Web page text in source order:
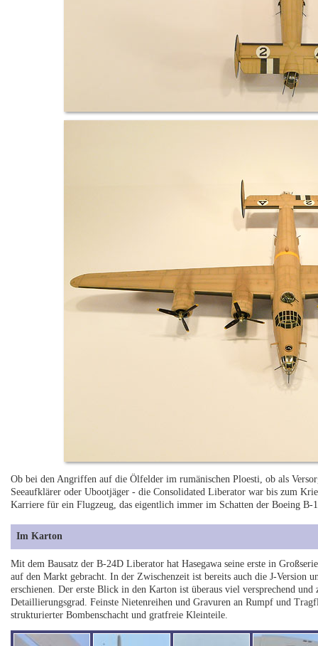
Ob bei den Angriffen auf die Ölfelder im rumänischen Ploesti, ob als
Seeaufklärer oder Ubootjäger - die Consolidated Liberator war bis zum
Karriere für ein Flugzeug, das eigentlich immer im Schatten der Boeing B-
Im Karton
Mit dem Bausatz der B-24D Liberator hat Hasegawa seine erste in
auf den Markt gebracht. In der Zwischenzeit ist bereits auch die J-Version
erschienen. Der erste Blick in den Karton ist überaus viel versprechend
Detaillierungsgrad. Feinste Nietenreihen und Gravuren an Rumpf und
strukturierter Bombenschacht und gratfreie Kleinteile.